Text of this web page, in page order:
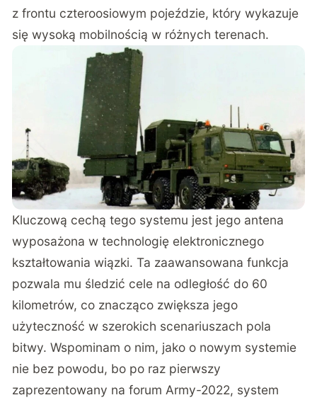
z frontu czteroosiowym pojeździe, który wykazuje
się wysoką mobilnością w różnych terenach.
Kluczową cechą tego systemu jest jego antena
wyposażona w technologię elektronicznego
kształtowania wiązki. Ta zaawansowana funkcja
pozwala mu śledzić cele na odległość do 60
kilometrów, co znacząco zwiększa jego
użyteczność w szerokich scenariuszach pola
bitwy. Wspominam o nim, jako o nowym systemie
nie bez powodu, bo po raz pierwszy
zaprezentowany na forum Army-2022, system